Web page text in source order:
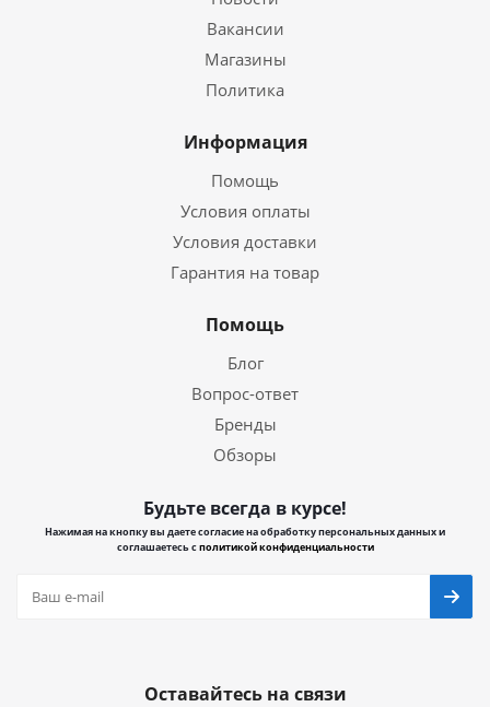
Вакансии
Магазины
Политика
Информация
Помощь
Условия оплаты
Условия доставки
Гарантия на товар
Помощь
Блог
Вопрос-ответ
Бренды
Обзоры
Будьте всегда в курсе!
Нажимая на кнопку вы даете согласие на обработку персональных данных и
соглашаетесь сполитикой конфиденциальности
Оставайтесь на связи